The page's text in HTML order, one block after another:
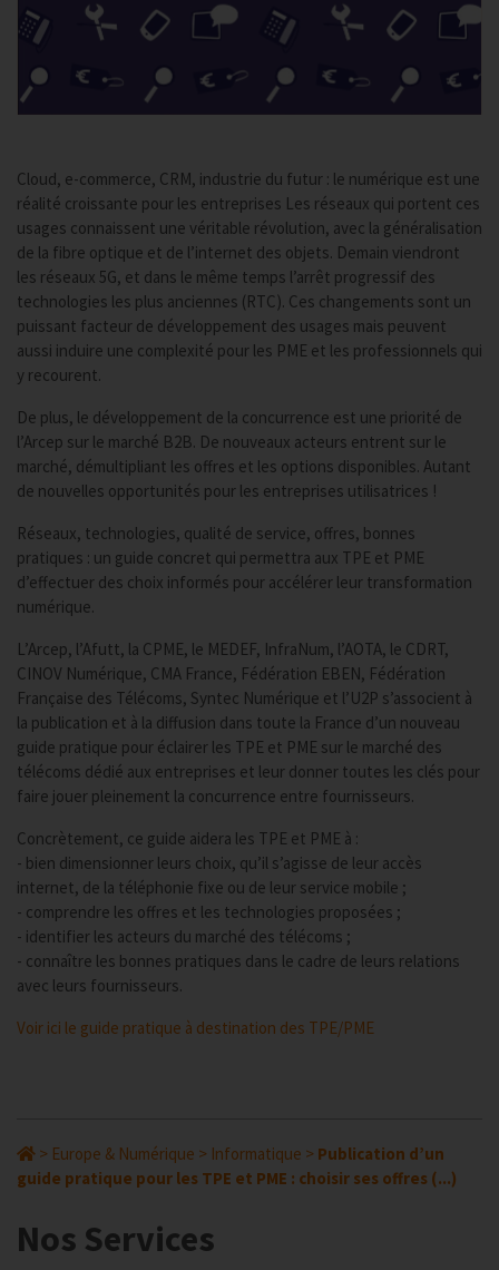
Cloud, e-commerce, CRM, industrie du futur : le numérique est une
réalité croissante pour les entreprises Les réseaux qui portent ces
usages connaissent une véritable révolution, avec la généralisation
de la fibre optique et de l’internet des objets. Demain viendront
les réseaux 5G, et dans le même temps l’arrêt progressif des
technologies les plus anciennes (RTC). Ces changements sont un
puissant facteur de développement des usages mais peuvent
aussi induire une complexité pour les PME et les professionnels qui
y recourent.
De plus, le développement de la concurrence est une priorité de
l’Arcep sur le marché B2B. De nouveaux acteurs entrent sur le
marché, démultipliant les offres et les options disponibles. Autant
de nouvelles opportunités pour les entreprises utilisatrices !
Réseaux, technologies, qualité de service, offres, bonnes
pratiques : un guide concret qui permettra aux TPE et PME
d’effectuer des choix informés pour accélérer leur transformation
numérique.
L’Arcep, l’Afutt, la CPME, le MEDEF, InfraNum, l’AOTA, le CDRT,
CINOV Numérique, CMA France, Fédération EBEN, Fédération
Française des Télécoms, Syntec Numérique et l’U2P s’associent à
la publication et à la diffusion dans toute la France d’un nouveau
guide pratique pour éclairer les TPE et PME sur le marché des
télécoms dédié aux entreprises et leur donner toutes les clés pour
faire jouer pleinement la concurrence entre fournisseurs.
Concrètement, ce guide aidera les TPE et PME à :
- bien dimensionner leurs choix, qu’il s’agisse de leur accès
internet, de la téléphonie fixe ou de leur service mobile ;
- comprendre les offres et les technologies proposées ;
- identifier les acteurs du marché des télécoms ;
- connaître les bonnes pratiques dans le cadre de leurs relations
avec leurs fournisseurs.
Voir ici le guide pratique à destination des TPE/PME
> Europe & Numérique > Informatique > Publication d’un
guide pratique pour les TPE et PME : choisir ses offres (...)
Nos Services